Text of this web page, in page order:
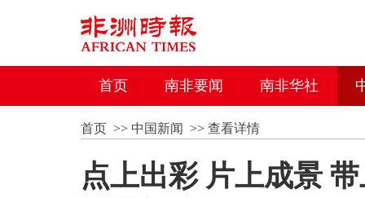
首页 南非要闻 南非华社
首页>> 中国新闻 >> 查看详情
点上出彩 片上成景